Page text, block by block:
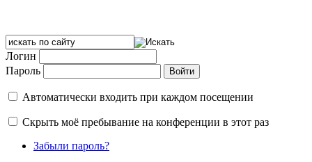
Логин
Пароль
Автоматически входить при каждом посещении
Скрыть моё пребывание на конференции в этот раз
Забыли пароль?